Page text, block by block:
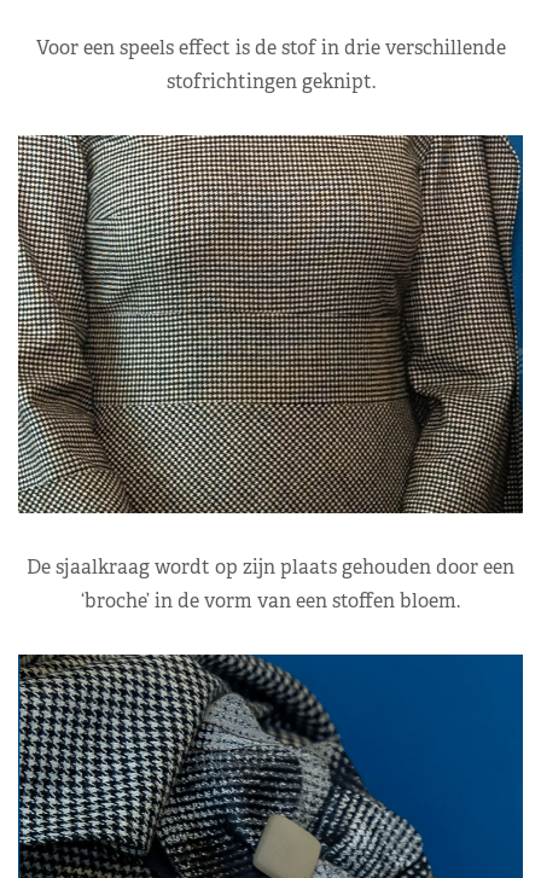
Voor een speels effect is de stof in drie verschillende
stofrichtingen geknipt.
De sjaalkraag wordt op zijn plaats gehouden door een
‘broche’ in de vorm van een stoffen bloem.